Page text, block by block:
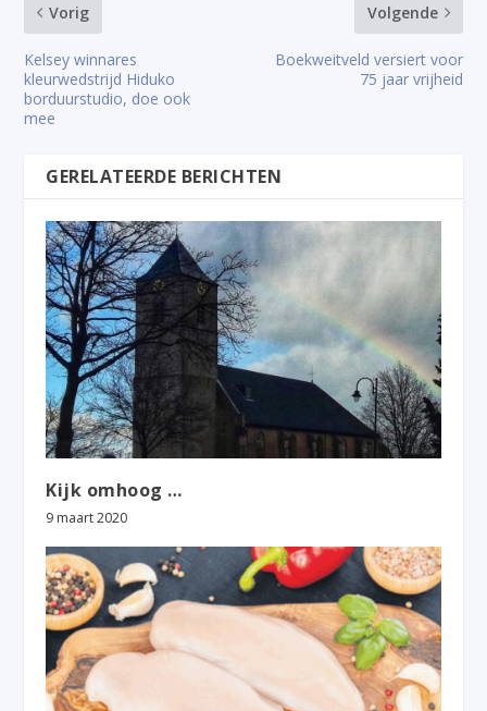
Vorig
Kelsey winnares
kleurwedstrijd Hiduko
borduurstudio, doe ook
mee
Volgende
Boekweitveld versiert voor
75 jaar vrijheid
GERELATEERDE BERICHTEN
Kijk omhoog …
9 maart 2020